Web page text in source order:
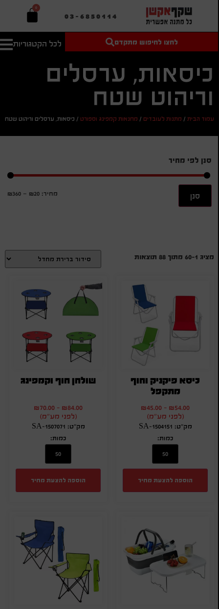
03-6850114
0
לכל הקטגוריות
טקסט חופשי
מחיר מיני'
מחיר מקס'
חיפוש
אישית
לחצו לחיפוש מתקדם
כיסאות, ערסלים
וריהוט שטח
עמוד הבית/ מתנות לעובדים/ מחנאות קמפינג וספורט/ כיסאות, ערסלים וריהוט שטח
סנן לפי מחיר
סנן מחיר: ₪20
—
₪360
מציג 1–60 מתוך 88 תוצאות
כיסא פיקניק וחוף
מתקפל
₪54.00
-
₪45.00
(לפני מע"מ)
מק"ט: SA-1504151
כמות:
הוספה להצעת מחיר
שולחן חוף וקמפינג
₪84.00
-
₪70.00
(לפני מע"מ)
מק"ט: SA-1507071
כמות:
הוספה להצעת מחיר